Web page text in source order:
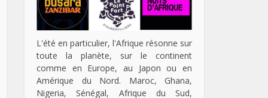
L'été en particulier, l'Afrique résonne sur
toute la planète, sur le continent
comme en Europe, au Japon ou en
Amérique du Nord. Maroc, Ghana,
Nigeria, Sénégal, Afrique du Sud,